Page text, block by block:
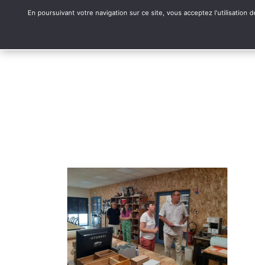
En poursuivant votre navigation sur ce site, vous acceptez l'utilisation